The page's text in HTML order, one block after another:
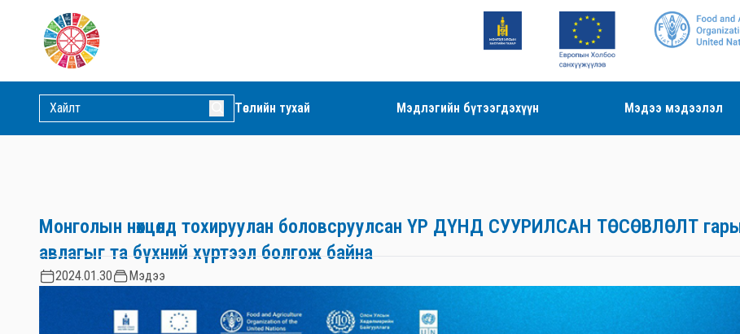
Төслийн тухай Мэдлэгийн бүтээгдэхүүн Мэдээ мэдээлэл
Монголын нөхцөлд тохируулан боловсруулсан ҮР ДҮНД СУУРИЛСАН ТӨСӨВЛӨЛТ
авлагыг та бүхний хүртээл болгож байна
2024.01.30 Мэдээ